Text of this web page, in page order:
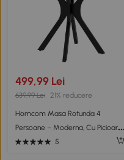
499,99 Lei
639,99 Lei 21% reducere
Homcom Masa Rotunda 4
Persoane – Moderna, Cu Picioare
Otel Curbate5